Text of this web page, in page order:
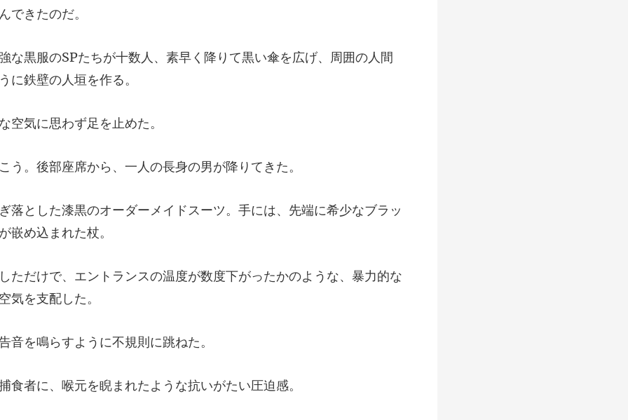
人、素早く降りて黒い傘を広げ、周囲の人
空気に思
後部座席から、一人の
ーメイドスーツ。手には、先端に希少な
スの温度が数度下がったかのような、暴
音を鳴らすように
に、喉元を睨まれたよ